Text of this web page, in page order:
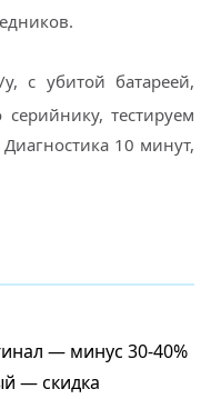
с убитой батареей,
тестируем
10 минут,
— минус 30-40%
— скидка